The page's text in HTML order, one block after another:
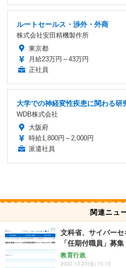
ルートセールス・渉外・外商
株式会社安田精機製作所
東京都
月給23万円～43万円
正社員
大学での神経変性疾患に関わる研
WDB株式会社
大阪府
時給1,800円～2,000円
派遣社員
関連ニュ
文科省、サイバー
「任期付職員」募集
教育行政
2022.12.23(金) 15:15